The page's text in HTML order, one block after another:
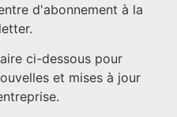
d'abonnement à la
ci-dessous pour
et mises à jour